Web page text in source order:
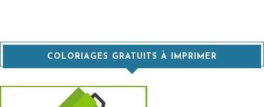
COLORIAGES GRATUITS À IMPRIMER